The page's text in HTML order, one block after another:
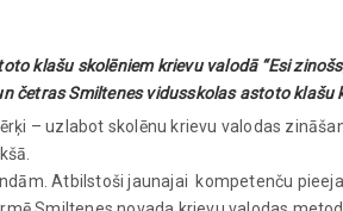
klašu skolēniem krievu valodā “Esi
četras Smiltenes vidusskolas astoto klašu
– uzlabot skolēnu krievu valodas
Atbilstoši jaunajai kompetenču